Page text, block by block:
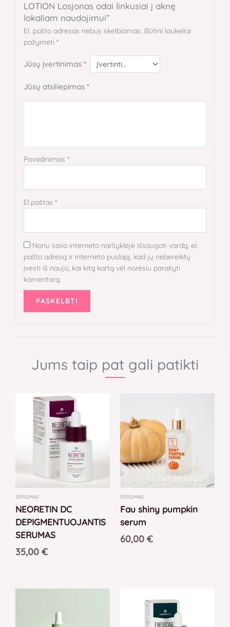
LOTION Losjonas odai linkusiai į aknę
lokaliam naudojimui”
El. pašto adresas nebus skelbiamas. Būtini laukeliai
pažymėti *
Jūsų įvertinimas *
Jūsų atsiliepimas *
Pavadinimas *
El.paštas *
Noriu savo interneto naršyklėje išsaugoti vardą, el.
pašto adresą ir interneto puslapį, kad jų nebereiktų
įvesti iš naujo, kai kitą kartą vėl norėsiu parašyti
komentarą.
Jums taip pat gali patikti
SERUMAS
NEORETIN DC
DEPIGMENTUOJANTIS
SERUMAS
35,00 €
SERUMAS
Fau shiny pumpkin
serum
60,00 €